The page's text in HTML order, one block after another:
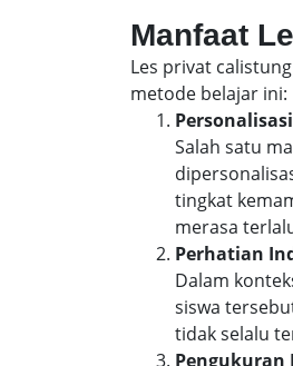
Manfaat
Les privat
metode belajar ini:
Salah satu
tingkat
merasa
Perhatian
Dalam
siswa
tidak selalu
Pengukuran